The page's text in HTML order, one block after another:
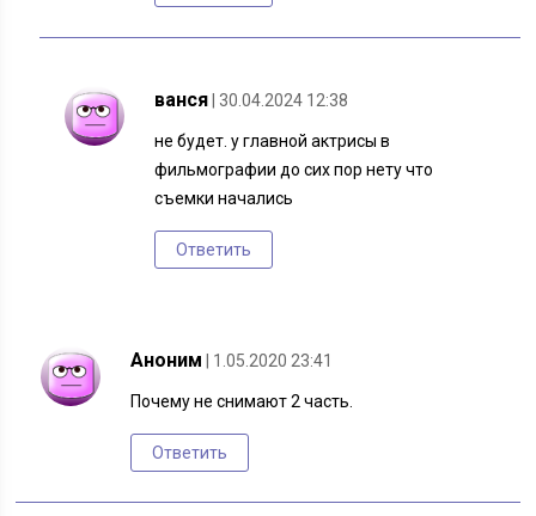
ванся | 30.04.2024 12:38
не будет. у главной актрисы в
фильмографии до сих пор нету что
съемки начались
Ответить
Аноним | 1.05.2020 23:41
Почему не снимают 2 часть.
Ответить